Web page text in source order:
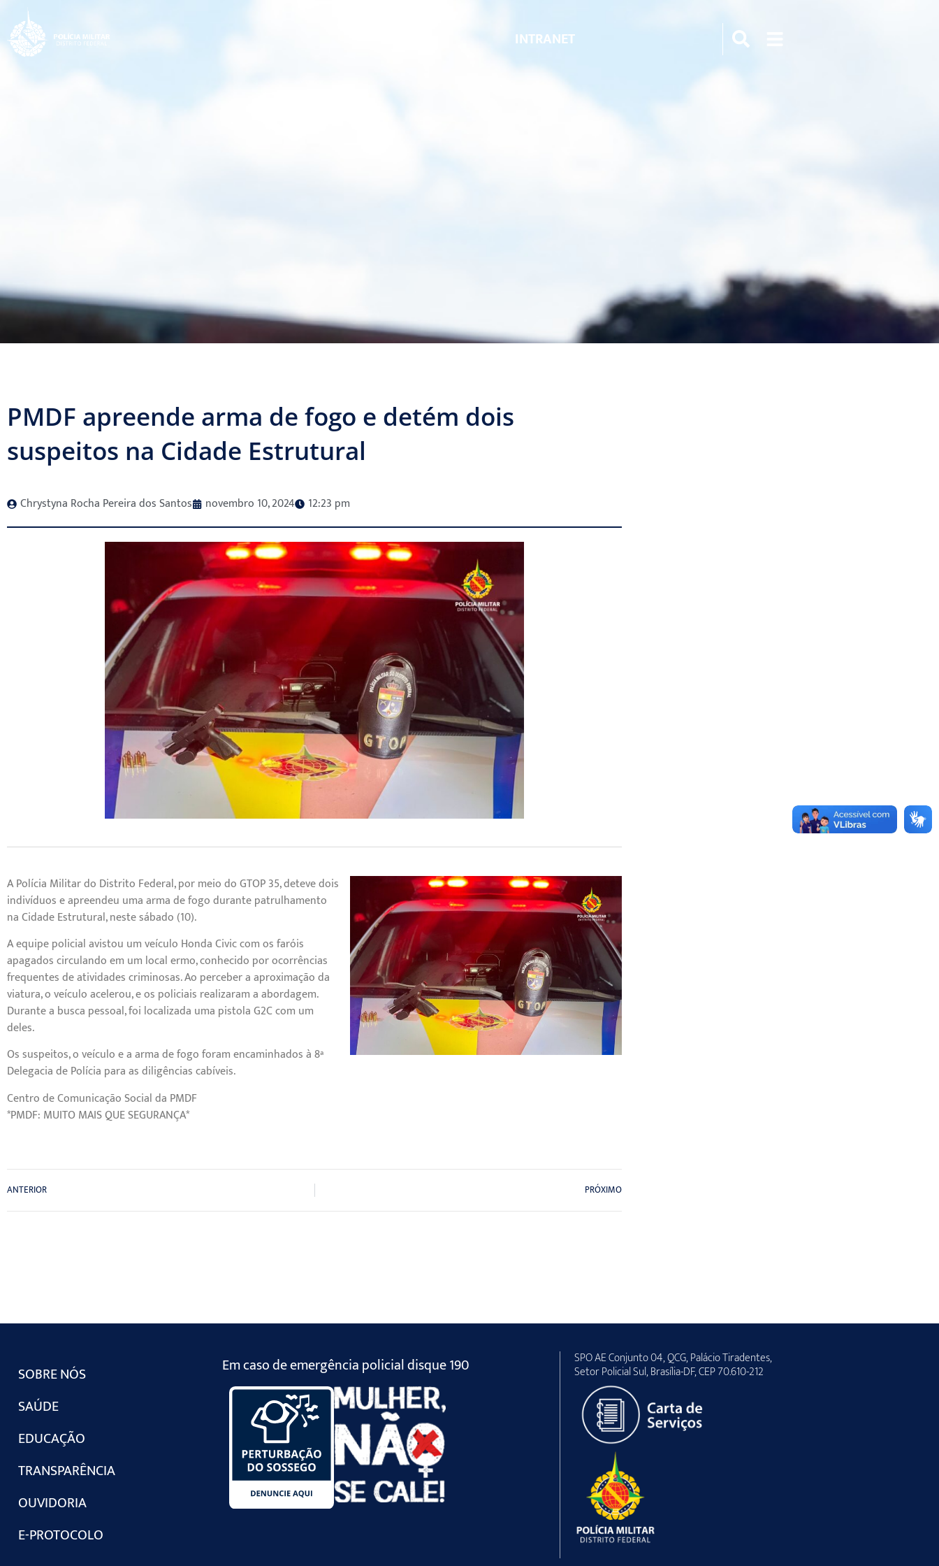
INTRANET
PMDF apreende arma de fogo e detém dois
suspeitos na Cidade Estrutural
Chrystyna Rocha Pereira dos Santos novembro 10, 2024 12:23 pm
A Polícia Militar do Distrito Federal, por meio do GTOP 35, deteve dois
indivíduos e apreendeu uma arma de fogo durante patrulhamento
na Cidade Estrutural, neste sábado (10).
A equipe policial avistou um veículo Honda Civic com os faróis
apagados circulando em um local ermo, conhecido por ocorrências
frequentes de atividades criminosas. Ao perceber a aproximação da
viatura, o veículo acelerou, e os policiais realizaram a abordagem.
Durante a busca pessoal, foi localizada uma pistola G2C com um
deles.
Os suspeitos, o veículo e a arma de fogo foram encaminhados à 8ª
Delegacia de Polícia para as diligências cabíveis.
Centro de Comunicação Social da PMDF
*PMDF: MUITO MAIS QUE SEGURANÇA*
ANTERIOR PRÓXIMO
SOBRE NÓS
SAÚDE
EDUCAÇÃO
TRANSPARÊNCIA
OUVIDORIA
E-PROTOCOLO
Em caso de emergência policial disque 190 SPO AE Conjunto 04, QCG, Palácio Tiradentes,
Setor Policial Sul, Brasília-DF, CEP 70.610-212